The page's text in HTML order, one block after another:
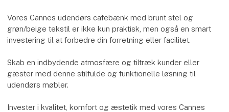
Vores Cannes udendørs cafebænk med brunt stel og
grøn/beige tekstil er ikke kun praktisk, men også en smart
investering til at forbedre din forretning eller facilitet.
Skab en indbydende atmosfære og tiltræk kunder eller
gæster med denne stilfulde og funktionelle løsning til
udendørs møbler.
Invester i kvalitet, komfort og æstetik med vores Cannes